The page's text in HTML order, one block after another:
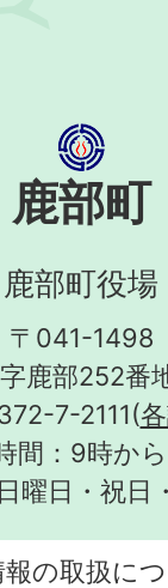
鹿部町
鹿部町役場
〒041-1498
鹿部252番
7-2111(
間：9時か
曜日・祝日
報の取扱に